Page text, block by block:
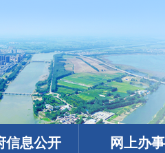
信息公开 网上办事